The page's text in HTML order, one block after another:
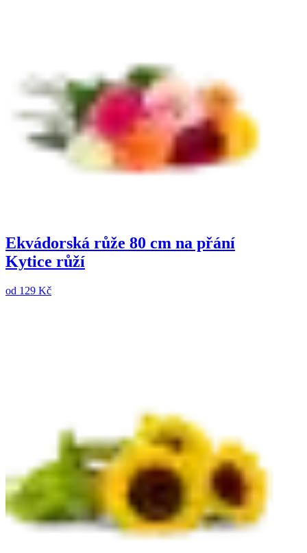
Ekvádorská růže 80 cm na přání
Kytice růží
od 129 Kč